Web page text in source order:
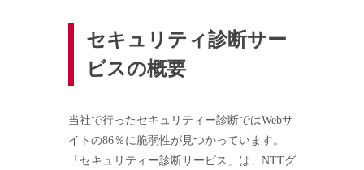
セキュリティ診断サー
ビスの概要
当社で行ったセキュリティー診断ではWebサ
イトの86％に脆弱性が見つかっています。
「セキュリティー診断サービス」は、NTTグ